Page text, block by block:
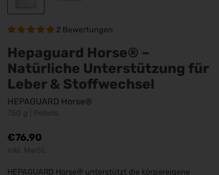
2 Bewertungen
Hepaguard Horse® –
Natürliche Unterstützung für
Leber & Stoffwechsel
HEPAGUARD Horse®
Regulärer
€76,90
HEPAGUARD Horse® unterstützt die körpereigene